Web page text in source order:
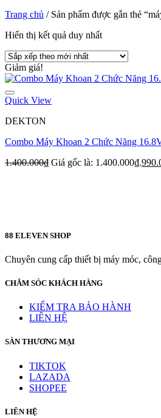
Trang chủ /Sản phẩm được gắn thẻ
Hiển thị kết quả duy nhất
Giảm giá!
Quick View
DEKTON
Combo Máy Khoan 2 Chức Năng
1.400.000₫ Giá gốc là: 1.400.000₫.
88 ELEVEN SHOP
Chuyên cung cấp thiết bị máy móc,
CHĂM SÓC KHÁCH HÀNG
KIỂM TRA BẢO HÀNH
LIÊN HỆ
SÀN THƯƠNG MẠI
TIKTOK
LAZADA
SHOPEE
LIÊN HỆ